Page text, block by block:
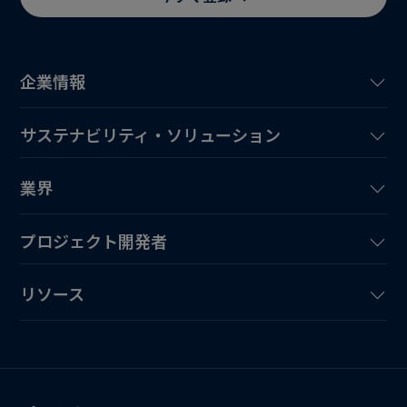
企業情報
サステナビリティ・ソリューション
業界
プロジェクト開発者
リソース